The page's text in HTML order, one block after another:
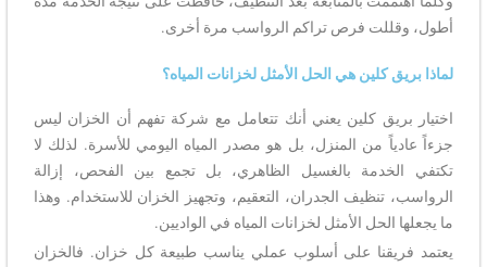
أطول، وقللت فرص تراكم الرواسب مرة أخرى.
لماذا بريق كلين هي الحل الأمثل لخزانات المياه؟
اختيار بريق كلين يعني أنك تتعامل مع شركة تفهم أن الخزان ليس
جزءاً عادياً من المنزل، بل هو مصدر المياه اليومي للأسرة. لذلك لا
تكتفي الخدمة بالغسيل الظاهري، بل تجمع بين الفحص، إزالة
الرواسب، تنظيف الجدران، التعقيم، وتجهيز الخزان للاستخدام. وهذا
ما يجعلها الحل الأمثل لخزانات المياه في الواديين.
يعتمد فريقنا على أسلوب عملي يناسب طبيعة كل خزان. فالخزان